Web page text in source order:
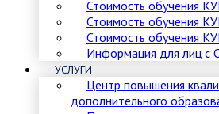
Стоимость обучения
Стоимость обучения
Стоимость обучения
Информация для лиц с
УСЛУГИ
Центр повышения
дополнительного